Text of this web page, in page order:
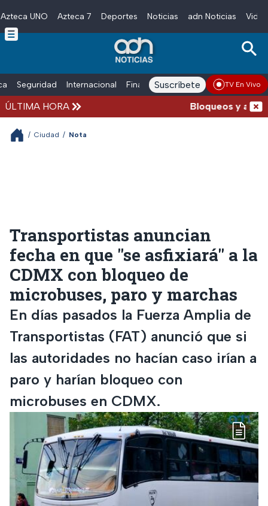
Skip to main content
Azteca UNO Azteca 7 Deportes Noticias adn Noticias
Seguridad Internacional Finanzas adn Noticias Radio
Suscríbete TV En Vivo
ÚLTIMA HORA Bloqueos y
/ Ciudad / Nota
Transportistas anuncian
fecha en que "se asfixiará" a la
CDMX con bloqueo de
microbuses, paro y marchas
En días pasados la Fuerza Amplia de
Transportistas (FAT) anunció que si
las autoridades no hacían caso irían a
paro y harían bloqueo con
microbuses en CDMX.